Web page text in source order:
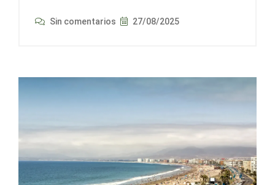
Sin comentarios 27/08/2025